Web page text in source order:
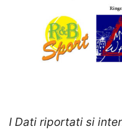
I Dati riportati si